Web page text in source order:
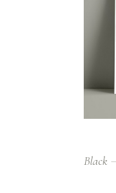
Black